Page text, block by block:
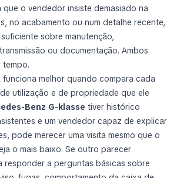
que o vendedor insiste demasiado na
no acabamento ou num detalhe recente,
sobre manutenção,
ou documentação. Ambos
funciona melhor quando compara cada
utilização e de propriedade que ele
Benz G-klasse tiver histórico
e um vendedor capaz de explicar
pode merecer uma visita mesmo que o
o mais baixo. Se outro parecer
responder a perguntas básicas sobre